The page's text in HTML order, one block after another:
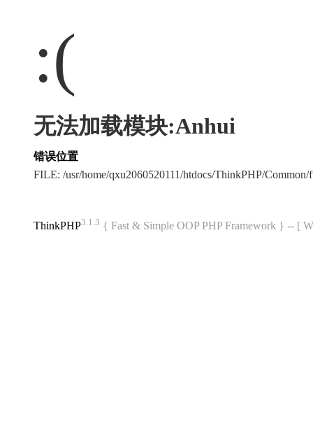
:(
无法加载模块:Anhui
错误位置
FILE: /usr/home/qxu2060520111/htdocs/ThinkPHP/
ThinkPHP3.1.3 { Fast & Simple OOP PHP Framework } -- [